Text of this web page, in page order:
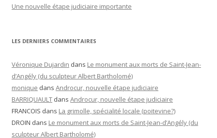
Une nouvelle étape judiciaire importante
LES DERNIERS COMMENTAIRES
Véronique Dujardin dans Le monument aux morts de Saint-Jean-
d’Angély (du sculpteur Albert Bartholomé)
monique dans Androcur, nouvelle étape judiciaire
BARRIQUAULT dans Androcur, nouvelle étape judiciaire
FRANCOIS dans La grimolle, spécialité locale (poitevine?)
DROIN dans Le monument aux morts de Saint-Jean-d’Angély (du
sculpteur Albert Bartholomé)